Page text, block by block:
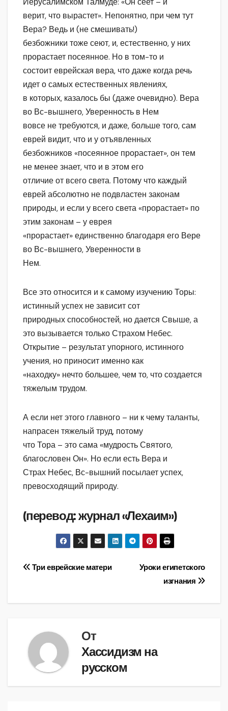
верит, что вырастет». Непонятно, при чем тут
Вера? Ведь и (не смешивать!)
безбожники тоже сеют, и, естественно, у них
прорастает посеянное. Но в том-то и
состоит еврейская вера, что даже когда речь
идет о самых естественных явлениях,
в которых, казалось бы (даже очевидно). Вера
во Вс-вышнего, Уверенность в Нем
вовсе не требуются, и даже, больше того, сам
еврей видит, что и у отъявленных
безбожников «посеянное прорастает», он тем
не менее знает, что и в этом его
отличие от всего света. Потому что каждый
еврей абсолютно не подвластен законам
природы, и если у всего света «прорастает» по
этим законам – у еврея
«прорастает» единственно благодаря его Вере
во Вс-вышнего, Уверенности в
Нем.
Все это относится и к самому изучению Торы:
истинный успех не зависит сот
природных способностей, но дается Свыше, а
это вызывается только Страхом Небес.
Открытие – результат упорного, истинного
учения, но приносит именно как
«находку» нечто большее, чем то, что создается
тяжелым трудом.
А если нет этого главного – ни к чему таланты,
напрасен тяжелый труд, потому
что Тора – это сама «мудрость Святого,
благословен Он». Но если есть Вера и
Страх Небес, Вс-вышний посылает успех,
превосходящий природу.
(перевод: журнал «Лехаим»)
Навигация
Уроки египетского
изгнания
Три еврейские матери
От
Хассидизм на
русском